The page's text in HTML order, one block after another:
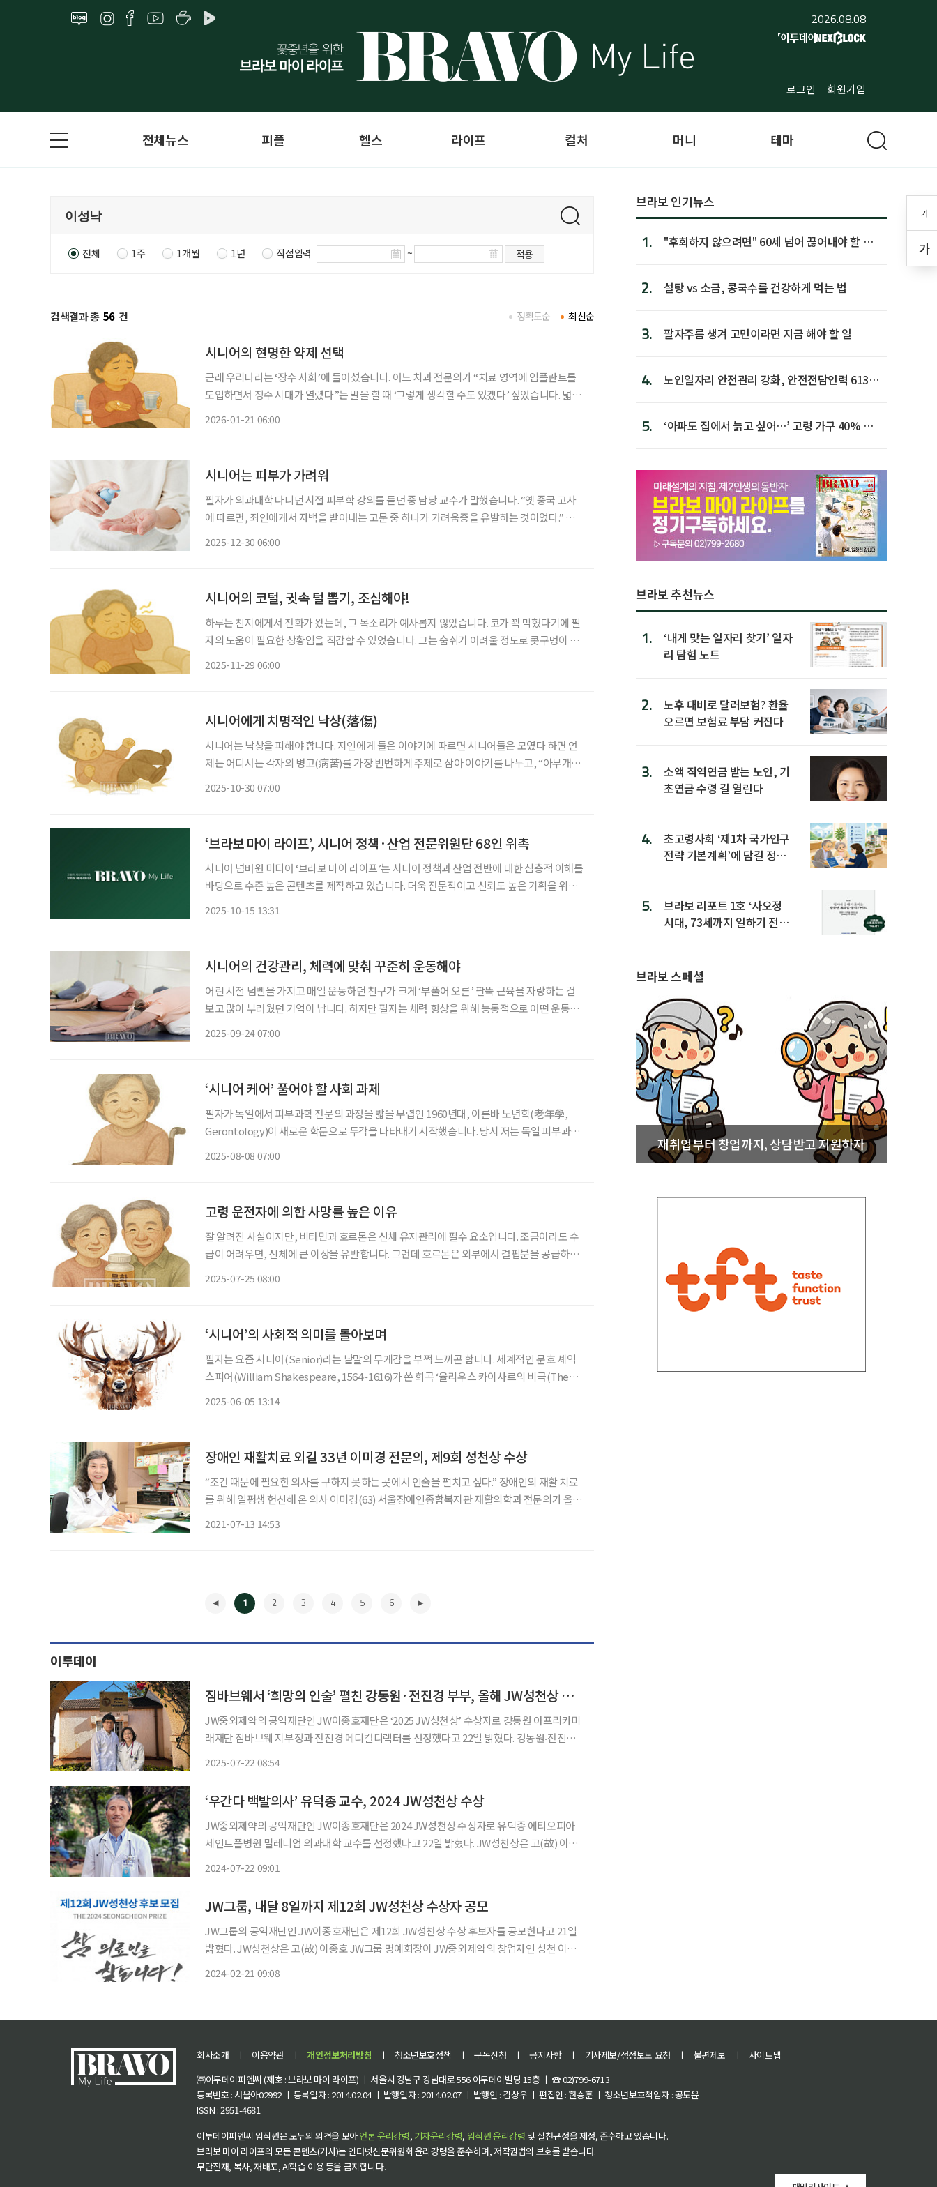
2026.08.08
로그인 회원가입
가
가
전체뉴스 피플 헬스 라이프 컬처 머니 테마
전체 1주 1개월 1년 직접입력 ~ 적용
검색결과 총 56 건 최신순
정확도순
시니어의 현명한 약제 선택
근래 우리나라는 ‘장수 사회’에 들어섰습니다. 어느 치과 전문의가 “치료 영역에 임플란트를
도입하면서 장수 시대가 열렸다”는 말을 할 때 ‘그렇게 생각할 수도 있겠다’ 싶었습니다. 넓게
2026-01-21 06:00
시니어는 피부가 가려워
필자가 의과대학 다니던 시절 피부학 강의를 듣던 중 담당 교수가 말했습니다. “옛 중국 고사
에 따르면, 죄인에게서 자백을 받아내는 고문 중 하나가 가려움증을 유발하는 것이었다.” 피
2025-12-30 06:00
시니어의 코털, 귓속 털 뽑기, 조심해야!
하루는 친지에게서 전화가 왔는데, 그 목소리가 예사롭지 않았습니다. 코가 꽉 막혔다기에 필
자의 도움이 필요한 상황임을 직감할 수 있었습니다. 그는 숨쉬기 어려울 정도로 콧구멍이 부
2025-11-29 06:00
시니어에게 치명적인 낙상(落傷)
시니어는 낙상을 피해야 합니다. 지인에게 들은 이야기에 따르면 시니어들은 모였다 하면 언
제든 어디서든 각자의 병고(病苦)를 가장 빈번하게 주제로 삼아 이야기를 나누고, “아무개가
2025-10-30 07:00
‘브라보 마이 라이프’, 시니어 정책·산업 전문위원단 68인 위촉
시니어 넘버원 미디어 ‘브라보 마이 라이프’는 시니어 정책과 산업 전반에 대한 심층적 이해를
바탕으로 수준 높은 콘텐츠를 제작하고 있습니다. 더욱 전문적이고 신뢰도 높은 기획을 위해
2025-10-15 13:31
시니어의 건강관리, 체력에 맞춰 꾸준히 운동해야
어린 시절 덤벨을 가지고 매일 운동하던 친구가 크게 ‘부풀어 오른’ 팔뚝 근육을 자랑하는 걸
보고 많이 부러웠던 기억이 납니다. 하지만 필자는 체력 향상을 위해 능동적으로 어떤 운동을
2025-09-24 07:00
‘시니어 케어’ 풀어야 할 사회 과제
필자가 독일에서 피부과학 전문의 과정을 밟을 무렵인 1960년대, 이른바 노년학(老年學,
Gerontology)이 새로운 학문으로 두각을 나타내기 시작했습니다. 당시 저는 독일 피부과학
2025-08-08 07:00
고령 운전자에 의한 사망률 높은 이유
잘 알려진 사실이지만, 비타민과 호르몬은 신체 유지관리에 필수 요소입니다. 조금이라도 수
급이 어려우면, 신체에 큰 이상을 유발합니다. 그런데 호르몬은 외부에서 결핍분을 공급하기
2025-07-25 08:00
‘시니어’의 사회적 의미를 돌아보며
필자는 요즘 시니어(Senior)라는 낱말의 무게감을 부쩍 느끼곤 합니다. 세계적인 문호 셰익
스피어(William Shakespeare, 1564~1616)가 쓴 희곡 ‘율리우스 카이사르의 비극(The
2025-06-05 13:14
장애인 재활치료 외길 33년 이미경 전문의, 제9회 성천상 수상
“조건 때문에 필요한 의사를 구하지 못하는 곳에서 인술을 펼치고 싶다.” 장애인의 재활 치료
를 위해 일평생 헌신해 온 의사 이미경(63) 서울장애인종합복지관 재활의학과 전문의가 올해
2021-07-13 14:53
1 2 3 4 5 6
이투데이
짐바브웨서 ‘희망의 인술’ 펼친 강동원·전진경 부부, 올해 JW성천상 수상
JW중외제약의 공익재단인 JW이종호재단은 ‘2025 JW성천상’ 수상자로 강동원 아프리카미
래재단 짐바브웨 지부장과 전진경 메디컬디렉터를 선정했다고 22일 밝혔다. 강동원‧전진경
2025-07-22 08:54
‘우간다 백발의사’ 유덕종 교수, 2024 JW성천상 수상
JW중외제약의 공익재단인 JW이종호재단은 2024 JW성천상 수상자로 유덕종 에티오피아
세인트폴병원 밀레니엄 의과대학 교수를 선정했다고 22일 밝혔다. JW성천상은 고(故) 이종
2024-07-22 09:01
JW그룹, 내달 8일까지 제12회 JW성천상 수상자 공모
JW그룹의 공익재단인 JW이종호재단은 제12회 JW성천상 수상 후보자를 공모한다고 21일
밝혔다. JW성천상은 고(故) 이종호 JW그룹 명예회장이 JW중외제약의 창업자인 성천 이기
2024-02-21 09:08
브라보 인기뉴스
1.
"후회하지 않으려면" 60세 넘어 끊어내야 할 사
2. 설탕 vs 소금, 콩국수를 건강하게 먹는 법
3. 팔자주름 생겨 고민이라면 지금 해야 할 일
4.
노인일자리 안전관리 강화, 안전전담인력 613명
5.
‘아파도 집에서 늙고 싶어…’ 고령 가구 40% 노
브라보 추천뉴스
1.
‘내게 맞는 일자리 찾기’ 일자
리 탐험 노트
2.
노후 대비로 달러보험? 환율
오르면 보험료 부담 커진다
3.
소액 직역연금 받는 노인, 기
초연금 수령 길 열린다
4.
초고령사회 ‘제1차 국가인구
전략 기본계획’에 담길 정책
5.
브라보 리포트 1호 ‘사오정
시대, 73세까지 일하기 전략’
브라보 스페셜
재취업부터 창업까지, 상담받고 지원하자
회사소개 ㅣ 이용약관 ㅣ 개인정보처리방침 ㅣ 청소년보호정책 ㅣ 구독신청 ㅣ 공지사항 ㅣ 기사제보/정정보도 요청 ㅣ 불편제보 ㅣ
사이트맵
㈜이투데이피엔씨 (제호 : 브라보 마이 라이프) ㅣ 서울시 강남구 강남대로 556 이투데이빌딩 15층 ㅣ ☎ 02)799-6713
등록번호 : 서울아02992 ㅣ 등록일자 : 2014.02.04 ㅣ 발행일자 : 2014.02.07 ㅣ 발행인 : 김상우 ㅣ 편집인 : 한승훈 ㅣ 청소년보호책임자 : 공도윤
ISSN : 2951-4681
이투데이피엔씨 임직원은 모두의 의견을 모아언론 윤리강령, 기자윤리강령, 임직원 윤리강령 및 실천규정을 제정, 준수하고 있습니다.
브라보 마이 라이프의 모든 콘텐츠(기사)는 인터넷신문위원회 윤리강령을 준수하며, 저작권법의 보호를 받습니다.
무단전재, 복사, 재배포, AI학습 이용 등을 금지합니다.